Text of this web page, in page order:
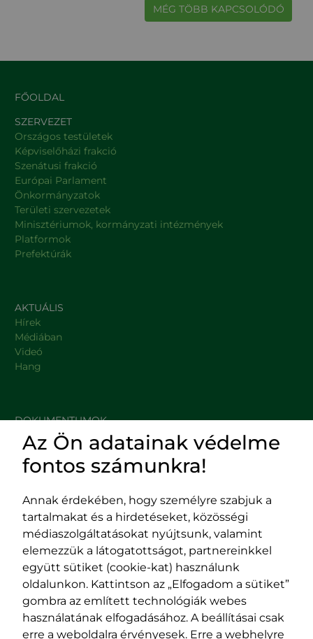
MÉG TÖBB KAPCSOLÓDÓ
FŐOLDAL
SZERVEZET
Országos testületek
Képviselőházi frakció
Szenátusi frakció
Európai Parlament
Önkormányzatok
Területi szervezetek
Minisztériumok, kormányzati intézmények
Platformok
Prefektúrák
AKTUÁLIS
Hírek
Médiában
Videó
Hang
DOKUMENTUMOK
HASZNOS LINKEK
Impresszum
Adatvédelmi szabályzat
EPP program
400029 Kolozsvár,
Fürdő (Card. Iuliu Hossu) utca, 41.
szám
tel/fax:0723 250 321
email:office@rmdsz.ro
400489 Kolozsvár,
Majális utca, 60.
szám
tel/fax:0264 590 758
email:
Az Ön adatainak védelme
fontos számunkra!
Annak érdekében, hogy személyre szabjuk a
tartalmakat és a hirdetéseket, közösségi
médiaszolgáltatásokat nyújtsunk, valamint
elemezzük a látogatottságot, partnereinkkel
együtt sütiket (cookie-kat) használunk
oldalunkon. Kattintson az „Elfogadom a sütiket”
gombra az említett technológiák webes
használatának elfogadásához. A beállításai csak
erre a weboldalra érvényesek. Erre a webhelyre